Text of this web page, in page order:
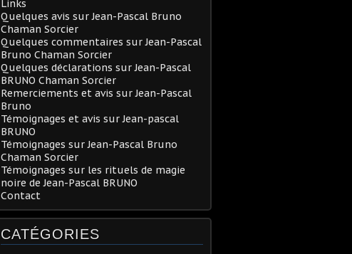
Links
Quelques avis sur Jean-Pascal Bruno
Chaman Sorcier
Quelques commentaires sur Jean-Pascal
Bruno Chaman Sorcier
Quelques déclarations sur Jean-Pascal
BRUNO Chaman Sorcier
Remerciements et avis sur Jean-Pascal
Bruno
Témoignages et avis sur Jean-pascal
BRUNO
Témoignages sur Jean-Pascal Bruno
Chaman Sorcier
Témoignages sur les rituels de magie
noire de Jean-Pascal BRUNO
Contact
CATÉGORIES